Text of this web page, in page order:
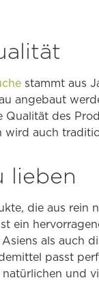
stammt aus
angebaut
Qualität des
auch
lieben
die aus rein
ein
als auch
passt
und